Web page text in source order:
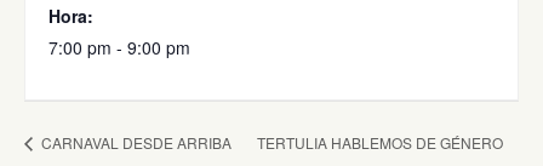
Hora:
7:00 pm - 9:00 pm
CARNAVAL DESDE ARRIBA TERTULIA HABLEMOS DE GÉNERO